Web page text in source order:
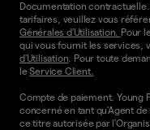
Documentation
tarifaires, veuillez vous
Générales d'Utilisation. Pour
qui vous fournit les services,
d'Utilisation. Pour toute
leService Client.
Compte de paiement. Young
concerné en tant qu'Agent de
ce titre autorisée par